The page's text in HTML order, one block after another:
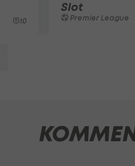
10
Slot
Premier League